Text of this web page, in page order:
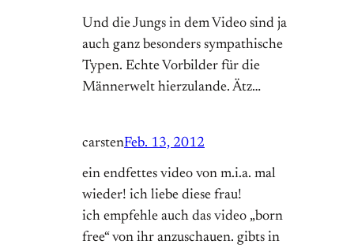
Und die Jungs in dem Video sind ja
auch ganz besonders sympathische
Typen. Echte Vorbilder für die
Männerwelt hierzulande. Ätz…
carstenFeb. 13, 2012
ein endfettes video von m.i.a. mal
wieder! ich liebe diese frau!
ich empfehle auch das video „born
free“ von ihr anzuschauen. gibts in